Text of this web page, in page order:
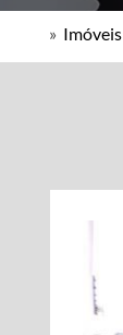
» Imóveis